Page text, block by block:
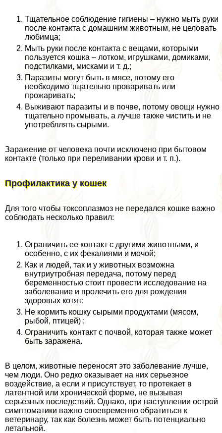
Тщательное соблюдение гигиены – нужно мыть руки
после контакта с домашним животным, не целовать
любимца;
Мыть руки после контакта с вещами, которыми
пользуется кошка – лотком, игрушками, домиками,
подстилками, мисками и т. д.;
Паразиты могут быть в мясе, потому его
необходимо тщательно проваривать или
прожаривать;
Выживают паразиты и в почве, потому овощи нужно
тщательно промывать, а лучше также чистить и не
употрeбллять сырыми.
Заражение от человека почти исключено при бытовом
контакте (только при переливании крови и т. п.).
Профилактика у кошек
Для того чтобы токсоплазмоз не передался кошке важно
соблюдать несколько правил:
Ограничить ее контакт с другими животными, и
особенно, с их фекалиями и мочой;
Как и людей, так и у животных возможна
внутриутробная передача, потому перед
беременностью стоит провести исследование на
заболевание и пролечить его для рождения
здоровых котят;
Не кормить кошку сырыми продуктами (мясом,
рыбой, птицей) ;
Ограничить контакт с почвой, которая также может
быть заражена.
В целом, животные переносят это заболевание лучше,
чем люди. Оно редко оказывает на них серьезное
воздействие, а если и присутствует, то протекает в
латентной или хронической форме, не вызывая
серьезных последствий. Однако, при наступлении острой
симптоматики важно своевременно обратиться к
ветеринару, так как болезнь может быть потенциально
летальной.